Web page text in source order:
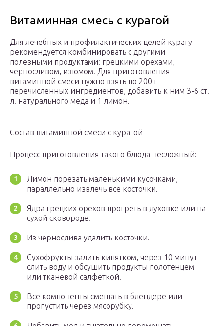
Витаминная смесь с курагой
Для лечебных и профилактических целей курагу
рекомендуется комбинировать с другими
полезными продуктами: грецкими орехами,
черносливом, изюмом. Для приготовления
витаминной смеси нужно взять по 200 г
перечисленных ингредиентов, добавить к ним 3-6 ст.
л. натурального меда и 1 лимон.
Состав витаминной смеси с курагой
Процесс приготовления такого блюда несложный:
Лимон порезать маленькими кусочками,
параллельно извлечь все косточки.
Ядра грецких орехов прогреть в духовке или на
сухой сковороде.
Из чернослива удалить косточки.
Сухофрукты залить кипятком, через 10 минут
слить воду и обсушить продукты полотенцем
или тканевой салфеткой.
Все компоненты смешать в блендере или
пропустить через мясорубку.